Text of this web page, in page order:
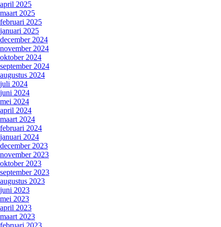
april 2025
maart 2025
februari 2025
januari 2025
december 2024
november 2024
oktober 2024
september 2024
augustus 2024
juli 2024
juni 2024
mei 2024
april 2024
maart 2024
februari 2024
januari 2024
december 2023
november 2023
oktober 2023
september 2023
augustus 2023
juni 2023
mei 2023
april 2023
maart 2023
februari 2023